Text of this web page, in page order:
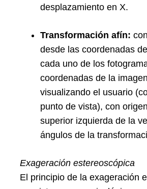
desplazamiento en X.
Transformación afín:
desde las coordenadas
cada uno de los
coordenadas de la
visualizando el usuario
punto de vista), con
superior izquierda de la
ángulos de la
Exageración estereoscópica
El principio de la exageración